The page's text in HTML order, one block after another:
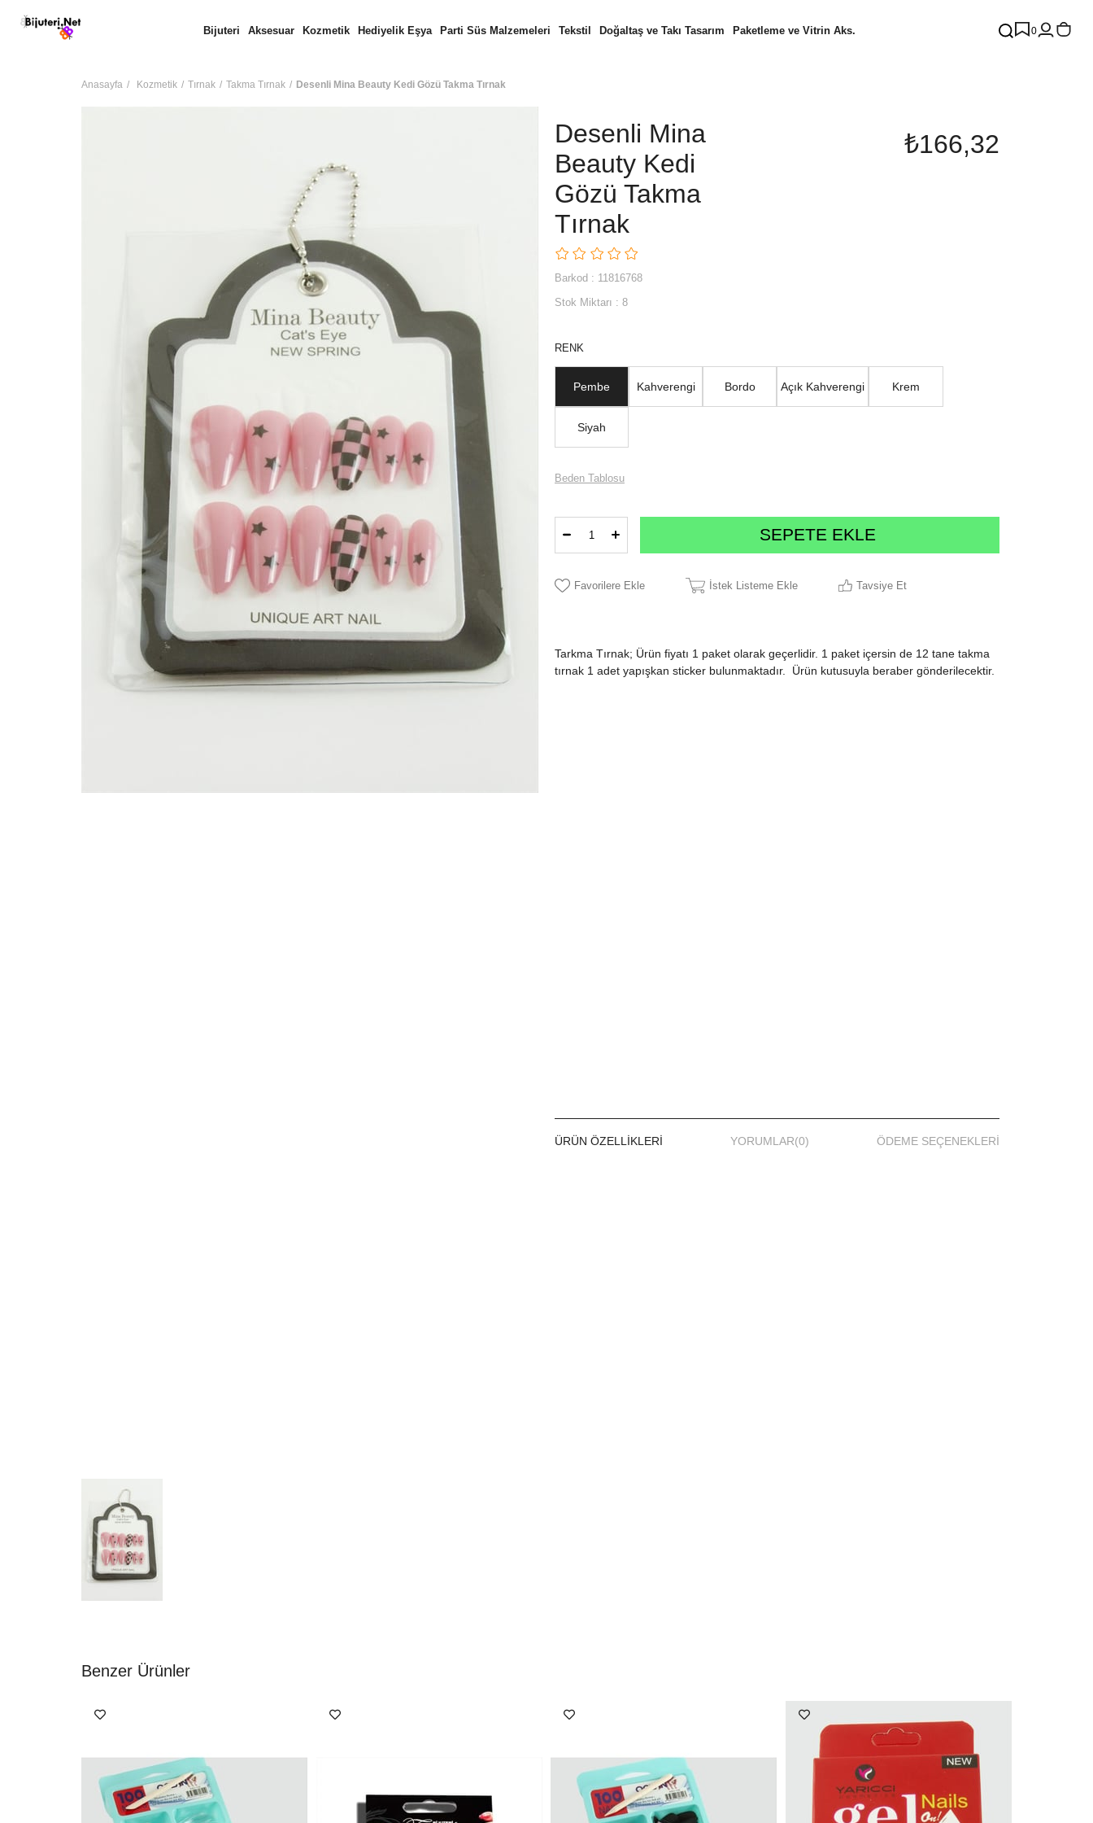
Bijuteri Aksesuar Kozmetik Hediyelik Eşya Parti Süs Malzemeleri Tekstil Doğaltaş ve Takı Tasarım Paketleme ve Vitrin Aks. 0
Anasayfa Kozmetik Tırnak Takma Tırnak Desenli Mina Beauty Kedi Gözü Takma Tırnak
Desenli Mina
Beauty Kedi
Gözü Takma
Tırnak
₺166,32
Barkod : 11816768
Stok Miktarı : 8
RENK
Pembe Kahverengi Bordo Açık Kahverengi Krem
Siyah
Beden Tablosu
Favorilere Ekle İstek Listeme Ekle Tavsiye Et
Tarkma Tırnak; Ürün fiyatı 1 paket olarak geçerlidir. 1 paket içersin de 12 tane takma
tırnak 1 adet yapışkan sticker bulunmaktadır. Ürün kutusuyla beraber gönderilecektir.
ÜRÜN ÖZELLIKLERI YORUMLAR(0) ÖDEME SEÇENEKLERI
Benzer Ürünler